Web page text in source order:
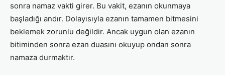
sonra namaz vakti girer. Bu vakit, ezanın okunmaya
başladığı andır. Dolayısıyla ezanın tamamen bitmesini
beklemek zorunlu değildir. Ancak uygun olan ezanın
bitiminden sonra ezan duasını okuyup ondan sonra
namaza durmaktır.